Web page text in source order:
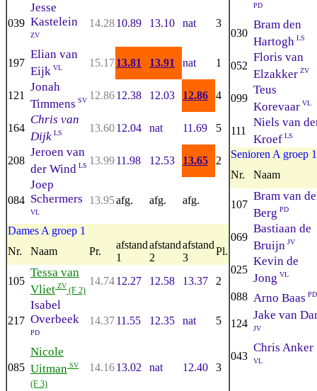
039
Jesse
Kastelein
ZV
14.2810.89 13.10 nat 3
197
Elian van
Eijk VL 15.1713.81 13.91 nat 1
121
Jonah
Timmens SV 12.8612.38 12.03 12.86 4
164
Chris van
Dijk LS 13.6012.04 nat 11.69 5
208
Jeroen van
der Wind LS 13.9911.98 12.53 13.65 2
084
Joep
Schermers
VL
13.95afg. afg. afg.
Dames A groep 1
Nr.
Naam Pr.
afstand
1
afstand
2
afstand
3
Pl.
105
Tessa van
Vliet ZV
(F 2)
14.7412.27 12.58 13.37 2
217
Isabel
Overbeek
PD
14.3711.55 12.35 nat 5
085
Nicole
Uitman SV
(F 3)
14.1613.02 nat 12.40 3
PD
030
Bram den
Hartogh LS
052
Floris van
Elzakker ZV
099
Teus
Korevaar VL
111
Niels van
Kroef LS
Senioren A groep 1
Nr.
Naam
107
Bram van
Berg PD
069
Bastiaan de
Bruijn JV
025
Kevin de
Jong VL
088 Arno Baas PD
124
Jake van
JV
043
Chris Anker
VL